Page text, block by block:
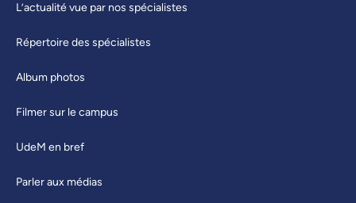
L’actualité vue par nos spécialistes
Répertoire des spécialistes
Album photos
Filmer sur le campus
UdeM en bref
Parler aux médias